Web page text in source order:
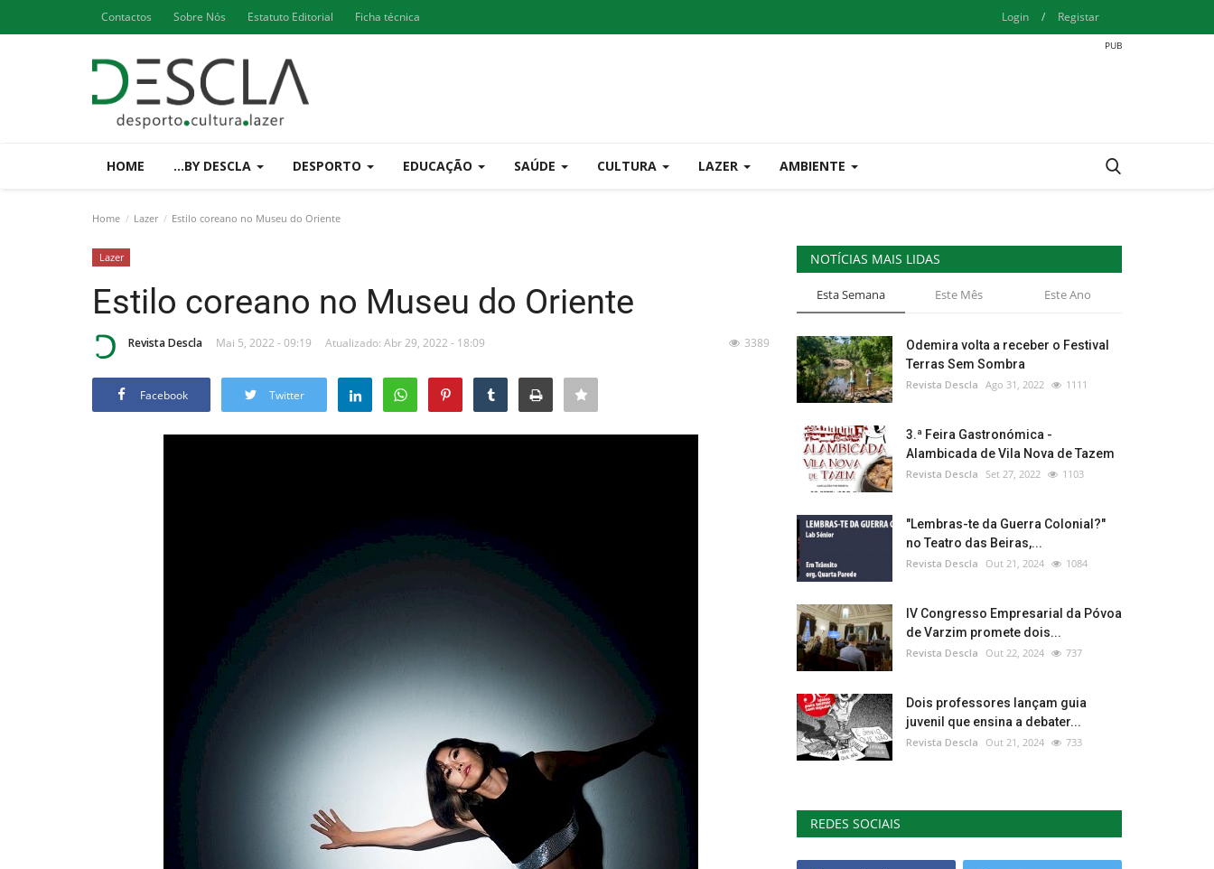
Contactos Sobre Nós Estatuto Editorial Ficha técnica Login / Registar
HOME ...BY DESCLA DESPORTO EDUCAÇÃO SAÚDE CULTURA LAZER AMBIENTE
Home Lazer Estilo coreano no Museu do Oriente
Lazer
Estilo coreano no Museu do Oriente
Revista Descla Mai 5, 2022 - 09:19 Atualizado: Abr 29, 2022 - 18:09 3389
Facebook Twitter
NOTÍCIAS MAIS LIDAS
Esta Semana Este Mês Este Ano
Odemira volta a receber o Festival
Terras Sem Sombra
Revista Descla Ago 31, 2022 1111
3.ª Feira Gastronómica -
Alambicada de Vila Nova de Tazem
Revista Descla Set 27, 2022 1103
"Lembras-te da Guerra Colonial?"
no Teatro das Beiras,...
Revista Descla Out 21, 2024 1084
IV Congresso Empresarial da Póvoa
de Varzim promete dois...
Revista Descla Out 22, 2024 737
Dois professores lançam guia
juvenil que ensina a debater...
Revista Descla Out 21, 2024 733
REDES SOCIAIS